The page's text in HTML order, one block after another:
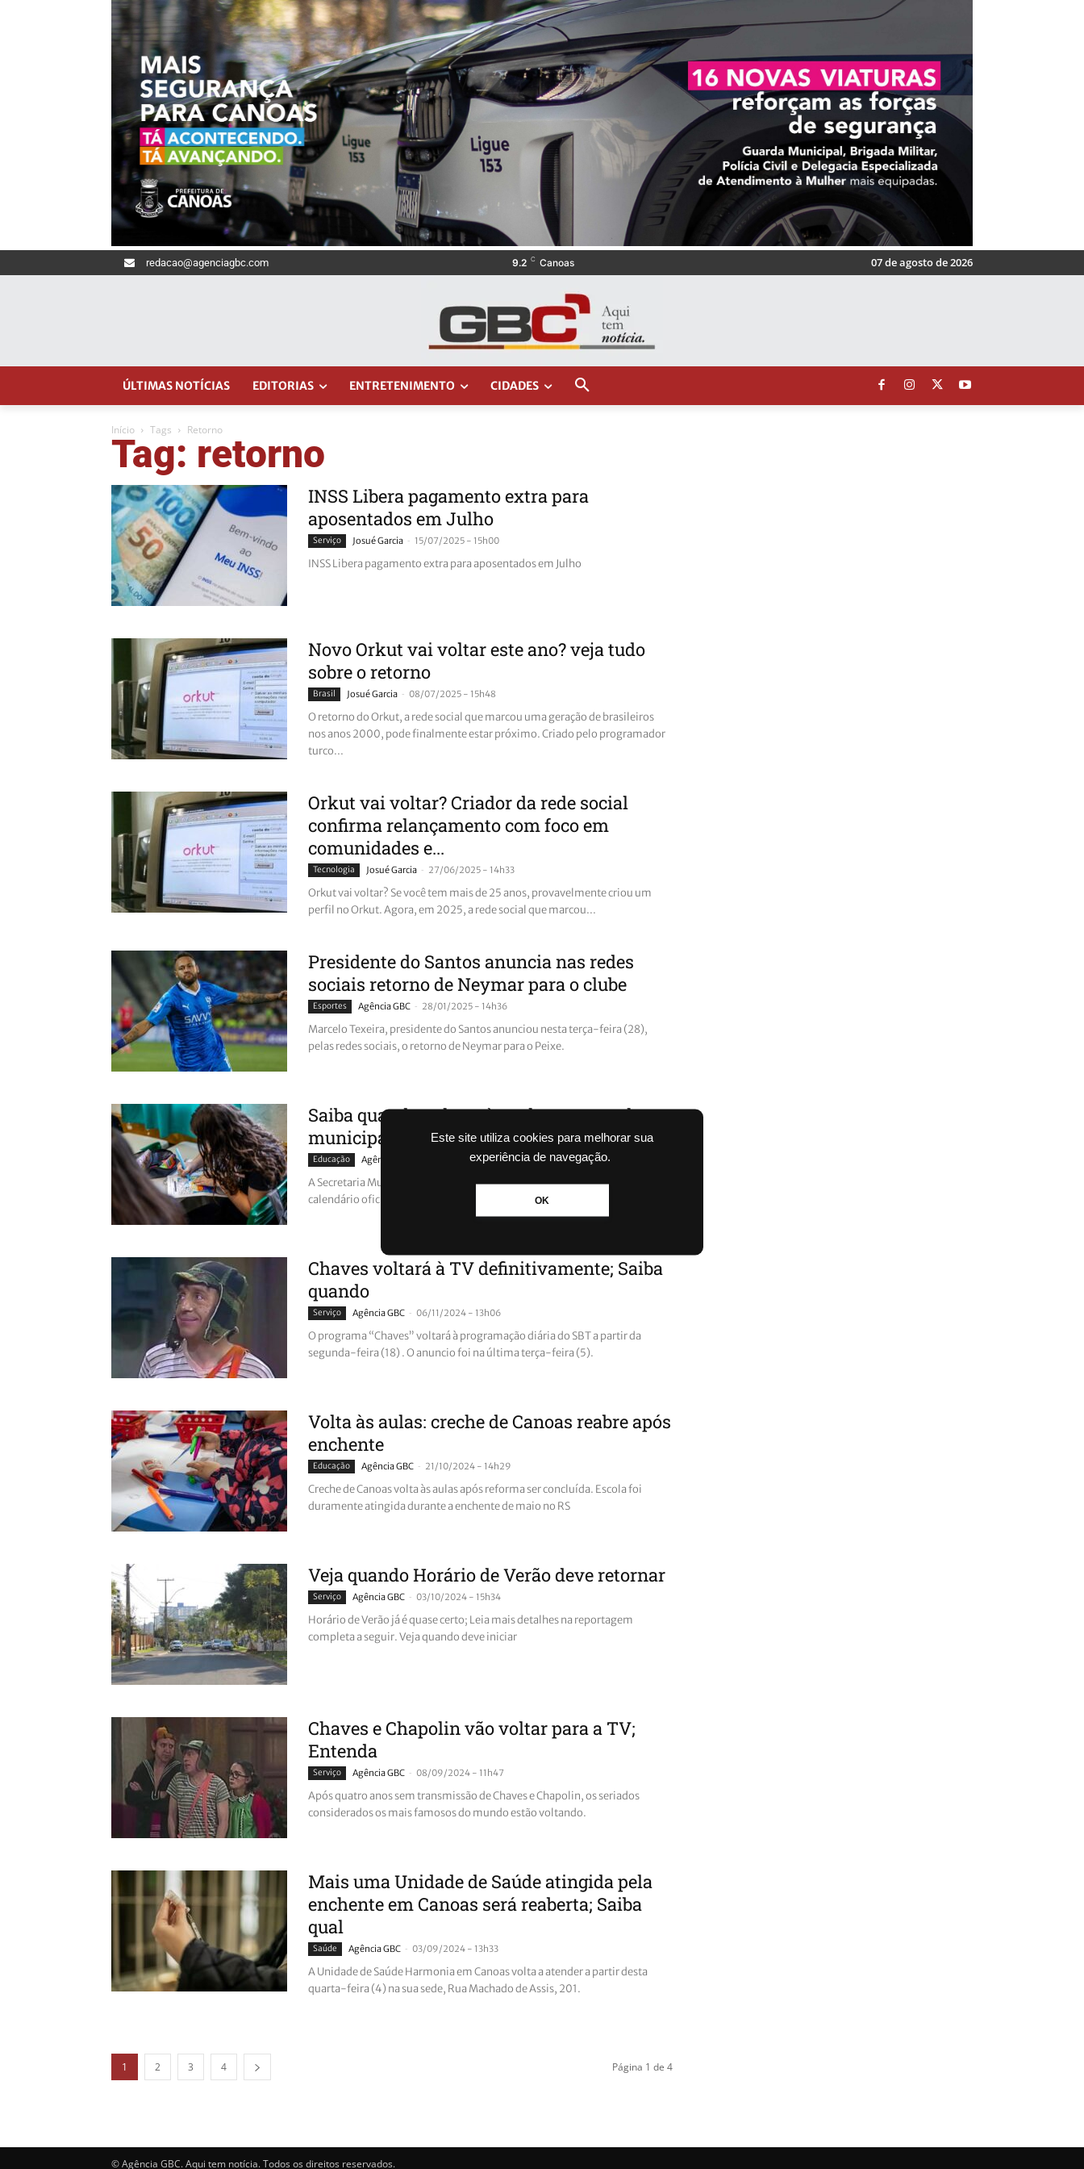
Este site utiliza cookies para melhorar sua
experiência de navegação.
OK
redacao@agenciagbc.com 9.2 C Canoas 07 de agosto de 2026
ÚLTIMAS NOTÍCIAS EDITORIAS ENTRETENIMENTO CIDADES
Início Tags Retorno
Tag: retorno
INSS Libera pagamento extra para
aposentados em Julho
Serviço Josué Garcia - 15/07/2025 - 15h00
INSS Libera pagamento extra para aposentados em Julho
Novo Orkut vai voltar este ano? veja tudo
sobre o retorno
Brasil Josué Garcia - 08/07/2025 - 15h48
O retorno do Orkut, a rede social que marcou uma geração de brasileiros
nos anos 2000, pode finalmente estar próximo. Criado pelo programador
turco...
Orkut vai voltar? Criador da rede social
confirma relançamento com foco em
comunidades e...
Tecnologia Josué Garcia - 27/06/2025 - 14h33
Orkut vai voltar? Se você tem mais de 25 anos, provavelmente criou um
perfil no Orkut. Agora, em 2025, a rede social que marcou...
Presidente do Santos anuncia nas redes
sociais retorno de Neymar para o clube
Esportes Agência GBC - 28/01/2025 - 14h36
Marcelo Texeira, presidente do Santos anunciou nesta terça-feira (28),
pelas redes sociais, o retorno de Neymar para o Peixe.
Saiba quando voltam às aulas nas escolas
municipais de Canoas
Educação Agência GBC 23/01/2025 - 16h34
A Secretaria Municipal de Educação de Canoas (SME) confirmou as datas do
calendário oficial para o ano letivo de 2025. Leia na reportagem.
Chaves voltará à TV definitivamente; Saiba
quando
Serviço Agência GBC - 06/11/2024 - 13h06
O programa “Chaves” voltará à programação diária do SBT a partir da
segunda-feira (18) . O anuncio foi na última terça-feira (5).
Volta às aulas: creche de Canoas reabre após
enchente
Educação Agência GBC - 21/10/2024 - 14h29
Creche de Canoas volta às aulas após reforma ser concluída. Escola foi
duramente atingida durante a enchente de maio no RS
Veja quando Horário de Verão deve retornar
Serviço Agência GBC - 03/10/2024 - 15h34
Horário de Verão já é quase certo; Leia mais detalhes na reportagem
completa a seguir. Veja quando deve iniciar
Chaves e Chapolin vão voltar para a TV;
Entenda
Serviço Agência GBC - 08/09/2024 - 11h47
Após quatro anos sem transmissão de Chaves e Chapolin, os seriados
considerados os mais famosos do mundo estão voltando.
Mais uma Unidade de Saúde atingida pela
enchente em Canoas será reaberta; Saiba
qual
Saúde Agência GBC - 03/09/2024 - 13h33
A Unidade de Saúde Harmonia em Canoas volta a atender a partir desta
quarta-feira (4) na sua sede, Rua Machado de Assis, 201.
1 2 3 4 Página 1 de 4
© Agência GBC. Aqui tem notícia. Todos os direitos reservados.